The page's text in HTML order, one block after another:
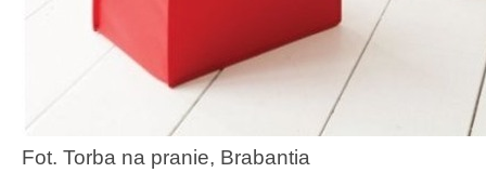
Fot. Torba na pranie, Brabantia